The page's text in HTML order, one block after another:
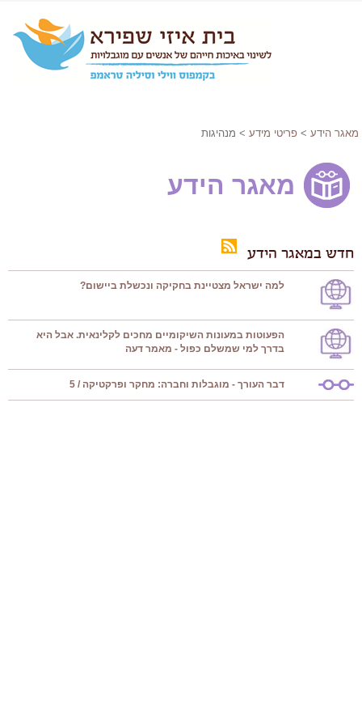
מאגר הידע > פריטי מידע > מנהיגות
מאגר הידע
חדש במאגר הידע
למה ישראל מצטיינת בחקיקה ונכשלת ביישום?
הפעוטות במעונות השיקומיים מחכים לקלינאית. אבל היא
בדרך למי שמשלם כפול - מאמר דעה
דבר העורך - מוגבלות וחברה: מחקר ופרקטיקה / 5